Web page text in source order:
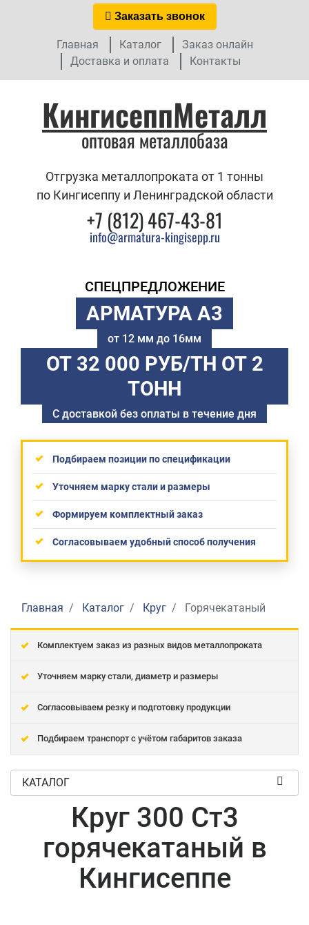
Заказать звонок
Главная Каталог
Заказ онлайн
Доставка и оплата
Контакты
КингисеппМеталл
оптовая металлобаза
Отгрузка металлопроката от 1 тонны
по Кингисеппу и Ленинградской области
+7 (812) 467-43-81
info@armatura-kingisepp.ru
СПЕЦПРЕДЛОЖЕНИЕ
АРМАТУРА А3
от 12 мм до 16мм
ОТ 32 000 РУБ/ТН ОТ 2
ТОНН
С доставкой без оплаты в течение дня
Подбираем позиции по спецификации
Уточняем марку стали и размеры
Формируем комплектный заказ
Согласовываем удобный способ получения
Главная Каталог Круг Горячекатаный
Комплектуем заказ из разных видов металлопроката
Уточняем марку стали, диаметр и размеры
Согласовываем резку и подготовку продукции
Подбираем транспорт с учётом габаритов заказа
КАТАЛОГ
Круг 300 Ст3
горячекатаный в
Кингисеппе